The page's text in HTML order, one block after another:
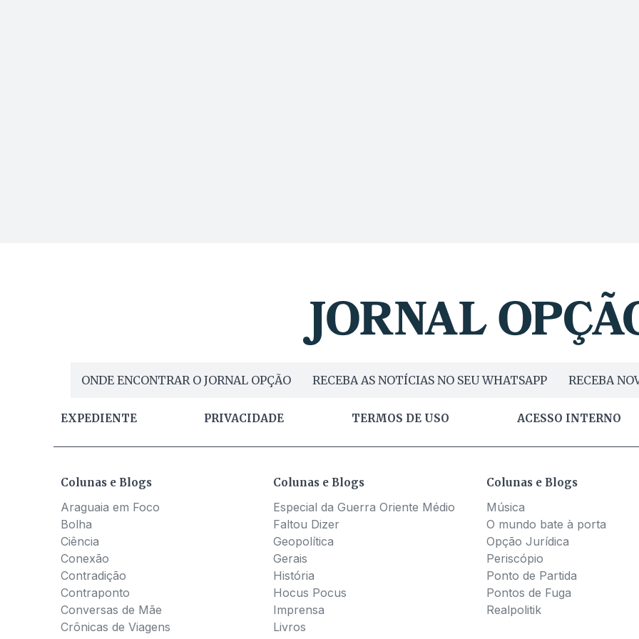
ONDE ENCONTRAR O JORNAL OPÇÃO RECEBA AS NOTÍCIAS NO SEU WHATSAPP RECEBA
EXPEDIENTE PRIVACIDADE TERMOS DE USO ACESSO INTERNO
Colunas e Blogs
Araguaia em Foco
Bolha
Ciência
Conexão
Contradição
Contraponto
Conversas de Mãe
Crônicas de Viagens
Colunas e Blogs
Especial da Guerra Oriente Médio
Faltou Dizer
Geopolítica
Gerais
História
Hocus Pocus
Imprensa
Livros
Colunas e Blogs
Música
O mundo bate à porta
Opção Jurídica
Periscópio
Ponto de Partida
Pontos de Fuga
Realpolitik